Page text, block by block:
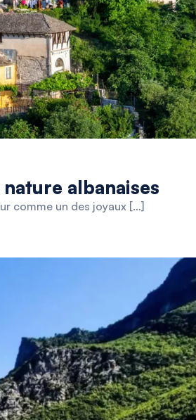
albanaises
comme un des joyaux […]